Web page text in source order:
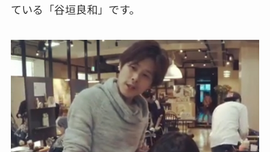
ている「谷垣良和」です。